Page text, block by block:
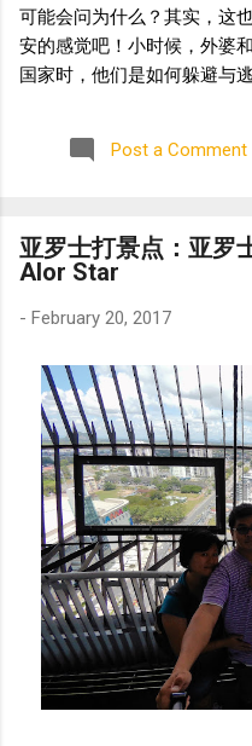
可能会问为什么？其实，这
安的感觉吧！小时候，外婆
国家时，他们是如何躲避与
Post a Comment
亚罗士打景点：亚罗
Alor Star
- February 20, 2017